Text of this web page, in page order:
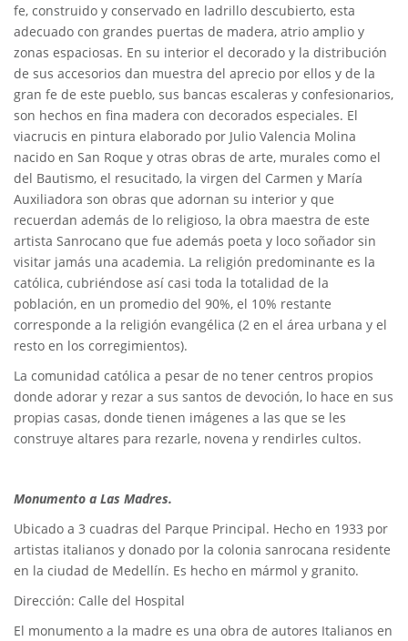
fe, construido y conservado en ladrillo descubierto, esta
adecuado con grandes puertas de madera, atrio amplio y
zonas espaciosas. En su interior el decorado y la distribución
de sus accesorios dan muestra del aprecio por ellos y de la
gran fe de este pueblo, sus bancas escaleras y confesionarios,
son hechos en fina madera con decorados especiales. El
viacrucis en pintura elaborado por Julio Valencia Molina
nacido en San Roque y otras obras de arte, murales como el
del Bautismo, el resucitado, la virgen del Carmen y María
Auxiliadora son obras que adornan su interior y que
recuerdan además de lo religioso, la obra maestra de este
artista Sanrocano que fue además poeta y loco soñador sin
visitar jamás una academia. La religión predominante es la
católica, cubriéndose así casi toda la totalidad de la
población, en un promedio del 90%, el 10% restante
corresponde a la religión evangélica (2 en el área urbana y el
resto en los corregimientos).
La comunidad católica a pesar de no tener centros propios
donde adorar y rezar a sus santos de devoción, lo hace en sus
propias casas, donde tienen imágenes a las que se les
construye altares para rezarle, novena y rendirles cultos.
Monumento a Las Madres.
Ubicado a 3 cuadras del Parque Principal. Hecho en 1933 por
artistas italianos y donado por la colonia sanrocana residente
en la ciudad de Medellín. Es hecho en mármol y granito.
Dirección: Calle del Hospital
El monumento a la madre es una obra de autores Italianos en